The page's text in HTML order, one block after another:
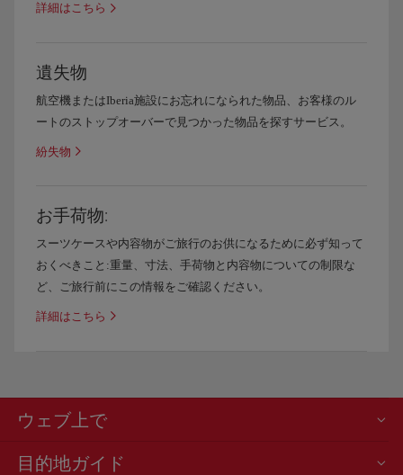
詳細はこちら
遺失物
航空機またはIberia施設にお忘れになられた物品、お客様のル
ートのストップオーバーで見つかった物品を探すサービス。
紛失物
お手荷物:
スーツケースや内容物がご旅行のお供になるために必ず知って
おくべきこと:重量、寸法、手荷物と内容物についての制限な
ど、ご旅行前にこの情報をご確認ください。
詳細はこちら
ウェブ上で
目的地ガイド